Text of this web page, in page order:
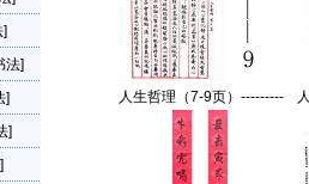
法]
]
]
品】
人生哲理（7-9页）---------
黄超群(厦门)原国光中学教
师【书法作品】